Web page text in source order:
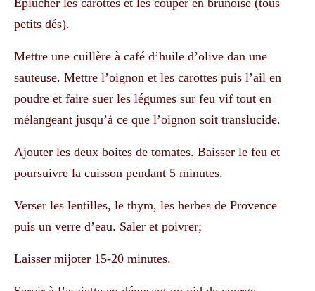
Éplucher les carottes et les couper en brunoise (tous
petits dés).
Mettre une cuillère à café d’huile d’olive dan une
sauteuse. Mettre l’oignon et les carottes puis l’ail en
poudre et faire suer les légumes sur feu vif tout en
mélangeant jusqu’à ce que l’oignon soit translucide.
Ajouter les deux boites de tomates. Baisser le feu et
poursuivre la cuisson pendant 5 minutes.
Verser les lentilles, le thym, les herbes de Provence
puis un verre d’eau. Saler et poivrer;
Laisser mijoter 15-20 minutes.